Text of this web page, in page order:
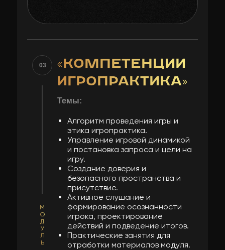
Темы:
Алгоритм проведения игры и
этика игропрактика.
Управление игровой динамикой
и постановка запроса и цели на
игру.
Создание доверия и
безопасного пространства и
присутствие.
Активное слушание и
формирование осознанности
игрока, проектирование
действий и подведение итогов.
Практические занятия для
отработки материалов модуля.
«КОМПЕТЕНЦИИ
ИГРОПРАКТИКА»
М
О
Д
У
Л
Ь
03